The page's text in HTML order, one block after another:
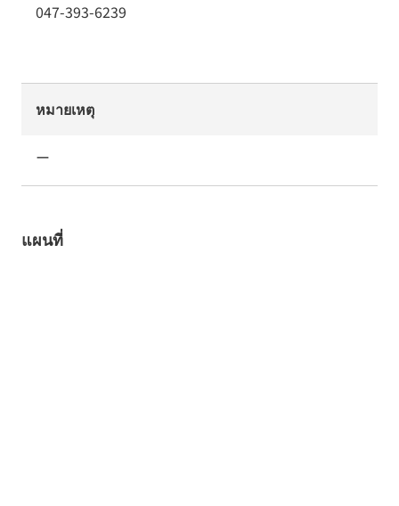
047-393-6239
หมายเหตุ
ー
แผนที่